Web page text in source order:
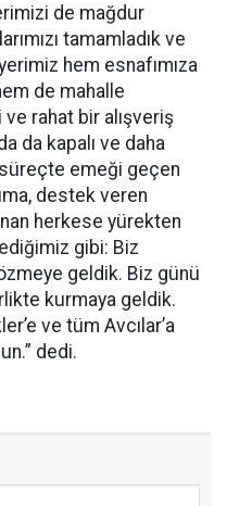
de mağdur
tamamladık ve
hem esnafımıza
de mahalle
rahat bir alışveriş
da kapalı ve daha
emeği geçen
destek veren
herkese yürekten
gibi: Biz
geldik. Biz günü
kurmaya geldik.
ve tüm Avcılar’a
dedi.